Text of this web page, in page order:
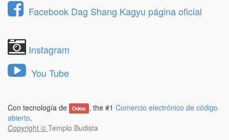
Facebook Dag Shang Kagyu página oficial
Instagram
You Tube
Con tecnología de Odoo , the #1 Comercio electrónico de código
abierto.
Copyright © Templo Budista